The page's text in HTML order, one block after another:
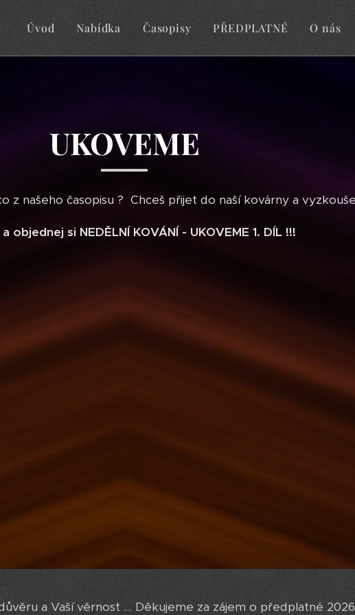
Úvod Nabídka Časopisy PŘEDPLATNÉ O nás
UKOVEME
z našeho časopisu ­? Chceš přijet do naší kovárny a
objednej si NEDĚLNÍ KOVÁNÍ - UKOVEME 1. DÍL !!!
a Vaší věrnost ... Děkujeme za zájem o předplatné